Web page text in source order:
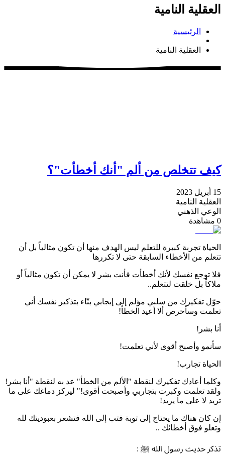
العقلية النامية
الرئيسية
العقلية النامية
كيف تتخلص من ألم "أنك أخطأت"؟
15 أبريل 2023
العقلية النامية
الوعي الذهني
0 مشاهدة
الحياة تجربة كبيرة للتعلم ليس الهدف منها أن تكون مثالياً بل أن
تتعلم من الأخطاء السابقة حتى لا تكررها
فلا توجع نفسك لأنك أخطأت فأنت بشر لا يمكن أن تكون مثالياً أو
ملاكاً بل خلقت لتتعلم..
حوّل تفكيرك من سلبي مؤلم إلى إيجابي بنّاء بتذكير نفسك أني
تعلمت وسأحرص ألا أعيد الخطأ!
أنا بشر!
سأنمو وأصبح أقوى لأني تعلمت!
الحياة تجارب!
وكلما أعادك تفكيرك لنقطة "الألم من الخطأ" عد به لنقطة "أنا بشر!
ولقد تعلمت وكبرت بتجاربي وأصبحت أقوى!" ليركز دماغك على ما
تريد لا على ما يريد!
إن كان هناك ما يحتاج إلى توبة فتب إلى الله فتشعر بعبوديتك لله
وتعلو فوق أخطائك ..
تذكر حديث رسول الله ﷺ :